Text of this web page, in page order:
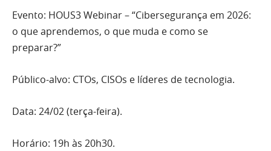
Evento: HOUS3 Webinar – “Cibersegurança em 2026:
o que aprendemos, o que muda e como se
preparar?”
Público-alvo: CTOs, CISOs e líderes de tecnologia.
Data: 24/02 (terça-feira).
Horário: 19h às 20h30.